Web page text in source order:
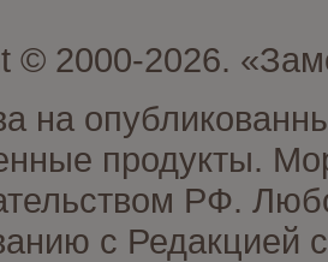
© 2000-2026.
на
продукты.
РФ.
с Редакцией